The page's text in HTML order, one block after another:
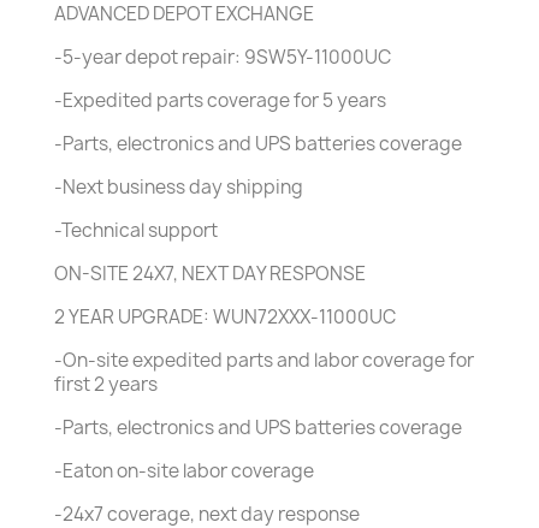
ADVANCED DEPOT EXCHANGE
-5-year depot repair: 9SW5Y-11000UC
-Expedited parts coverage for 5 years
-Parts, electronics and UPS batteries coverage
-Next business day shipping
-Technical support
ON-SITE 24X7, NEXT DAY RESPONSE
2 YEAR UPGRADE: WUN72XXX-11000UC
-On-site expedited parts and labor coverage for
first 2 years
-Parts, electronics and UPS batteries coverage
-Eaton on-site labor coverage
-24x7 coverage, next day response